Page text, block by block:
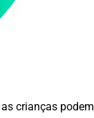
crianças podem